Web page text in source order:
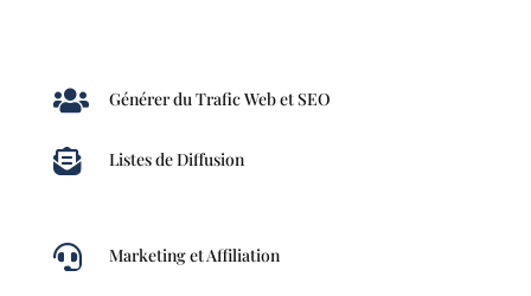
 Générer du Trafic Web et SEO
 Listes de Diffusion
 Marketing et Affiliation